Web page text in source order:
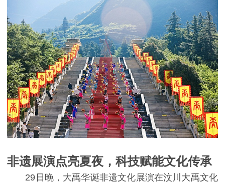
非遗展演点亮夏夜，科技赋能文化传承
29日晚，大禹华诞非遗文化展演在汶川大禹文化